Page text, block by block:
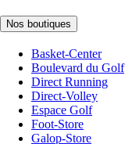
Nos boutiques
Basket-Center
Boulevard du Golf
Direct Running
Direct-Volley
Espace Golf
Foot-Store
Galop-Store